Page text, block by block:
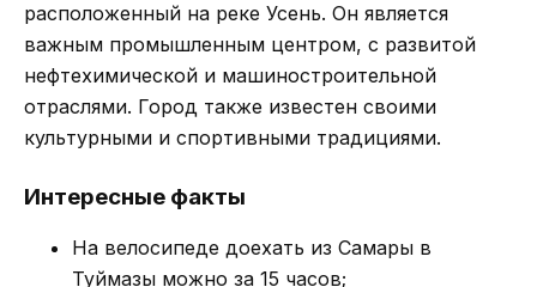
расположенный на реке Усень. Он является
важным промышленным центром, с развитой
нефтехимической и машиностроительной
отраслями. Город также известен своими
культурными и спортивными традициями.
Интересные факты
На велосипеде доехать из Самары в
Туймазы можно за 15 часов;